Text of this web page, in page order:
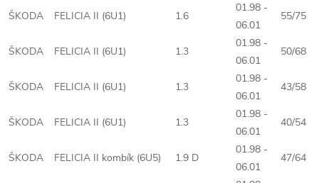
ŠKODA FELICIA II (6U1) 1.6
01.98 -
06.01
55/75
ŠKODA FELICIA II (6U1) 1.3
01.98 -
06.01
50/68
ŠKODA FELICIA II (6U1) 1.3
01.98 -
06.01
43/58
ŠKODA FELICIA II (6U1) 1.3
01.98 -
06.01
40/54
ŠKODA FELICIA II kombík (6U5) 1.9 D
01.98 -
06.01
47/64